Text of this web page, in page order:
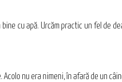
cu apă. Urcăm practic un fel de
nu era nimeni, în afară de un